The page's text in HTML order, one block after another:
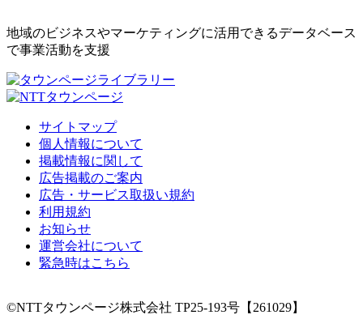
地域のビジネスやマーケティングに活用できるデータベース
で事業活動を支援
サイトマップ
個人情報について
掲載情報に関して
広告掲載のご案内
広告・サービス取扱い規約
利用規約
お知らせ
運営会社について
緊急時はこちら
©NTTタウンページ株式会社 TP25-193号【261029】